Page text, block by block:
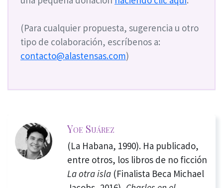
(Para cualquier propuesta, sugerencia u otro
tipo de colaboración, escríbenos a:
contacto@alastensas.com)
Yoe Suárez
(La Habana, 1990). Ha publicado,
entre otros, los libros de no ficción
La otra isla(Finalista Beca Michael